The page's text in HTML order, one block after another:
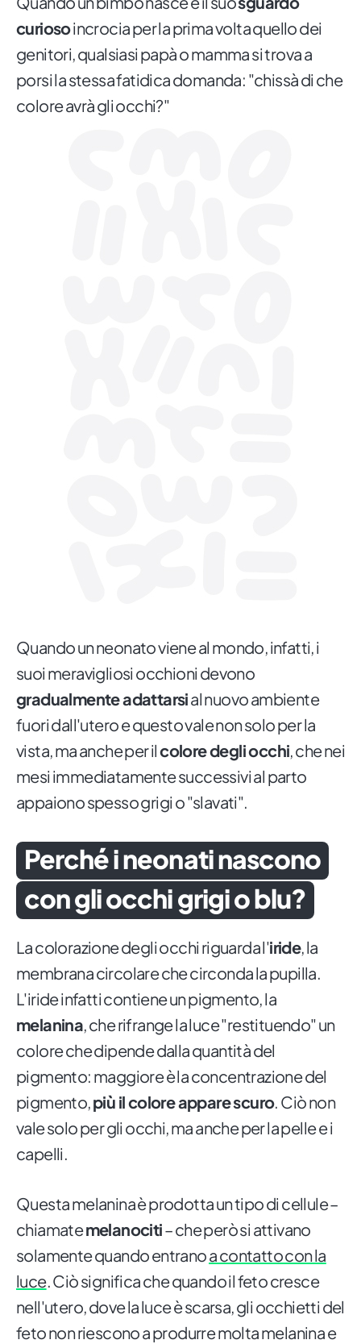
curiosoincrocia per la prima volta quello dei
genitori, qualsiasi papà o mamma si trova a
porsi la stessa fatidica domanda: "chissà di che
colore avrà gli occhi?"
Quando un neonato viene al mondo, infatti, i
suoi meravigliosi occhioni devono
gradualmente adattarsial nuovo ambiente
fuori dall'utero e questo vale non solo per la
vista, ma anche per ilcolore degli occhi, che nei
mesi immediatamente successivi al parto
appaiono spesso grigi o "slavati".
Perché i neonati nascono
con gli occhi grigi o blu?
La colorazione degli occhi riguarda l'iride, la
membrana circolare che circonda la pupilla.
L'iride infatti contiene un pigmento, la
melanina, che rifrange la luce "restituendo" un
colore che dipende dalla quantità del
pigmento: maggiore è la concentrazione del
pigmento,più il colore appare scuro. Ciò non
vale solo per gli occhi, ma anche per la pelle e i
capelli.
Questa melanina è prodotta un tipo di cellule –
chiamatemelanociti– che però si attivano
solamente quando entranoa contatto con la
luce. Ciò significa che quando il feto cresce
nell'utero, dove la luce è scarsa, gli occhietti del
feto non riescono a produrre molta melanina e